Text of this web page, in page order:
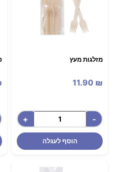
מזלגות מעץ
11.90 ₪
-
+
הוסף לעגלה